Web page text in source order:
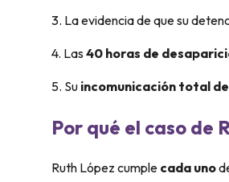
3. La evidencia de que su
4. Las 40 horas de
5. Su incomunicación total
Por qué el caso de
Ruth López cumple cada uno